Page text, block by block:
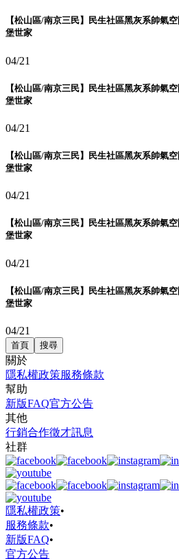
【松山區/南京三民】民生社區黑灰系帥氣
堡世家
04/21
【松山區/南京三民】民生社區黑灰系帥氣
堡世家
04/21
【松山區/南京三民】民生社區黑灰系帥氣
堡世家
04/21
【松山區/南京三民】民生社區黑灰系帥氣
堡世家
04/21
【松山區/南京三民】民生社區黑灰系帥氣
堡世家
04/21
首頁 搜尋
關於
隱私權政策服務條款
幫助
新版FAQ官方公告
其他
行銷合作徵才訊息
社群
隱私權政策•
服務條款•
新版FAQ•
官方公告